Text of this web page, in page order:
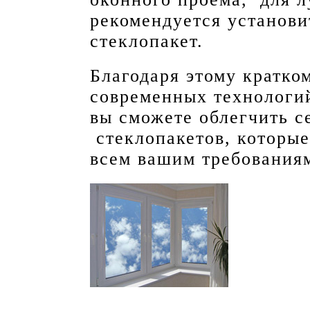
рекомендуется
стеклопакет.
Благодаря этому
современных
вы сможете облегчить
стеклопакетов,
всем вашим